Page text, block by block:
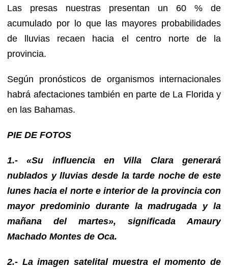
Las presas nuestras presentan un 60 % de
acumulado por lo que las mayores probabilidades
de lluvias recaen hacia el centro norte de la
provincia.
Según pronósticos de organismos internacionales
habrá afectaciones también en parte de La Florida y
en las Bahamas.
PIE DE FOTOS
1.- «Su influencia en Villa Clara generará
nublados y lluvias desde la tarde noche de este
lunes hacia el norte e interior de la provincia con
mayor predominio durante la madrugada y la
mañana del martes», significada Amaury
Machado Montes de Oca.
2.- La imagen satelital muestra el momento de